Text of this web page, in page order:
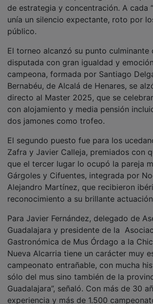
unía un silencio expectante, roto por
público.
El torneo alcanzó su punto culminante
disputada con gran igualdad y
campeona, formada por Santiago
Bernabéu, de Alcalá de Henares, se
directo al Master 2025, que se
con alojamiento y media pensión
dos jamones como trofeo.
El segundo puesto fue para los
Zafra y Javier Calleja, premiados con
que el tercer lugar lo ocupó la pareja
Gárgoles y Cifuentes, integrada por
Alejandro Martínez, que recibieron
reconocimiento a su brillante
Para Javier Fernández, delegado de
Guadalajara y presidente de la
Gastronómica de Mus Órdago a la
Nueva Alcarria tiene un carácter muy
campeonato entrañable, con mucha
sólo del mus sino también de la
Guadalajara”, señaló. Con más de 30
experiencia y más de 1.500
organizados por la geografía